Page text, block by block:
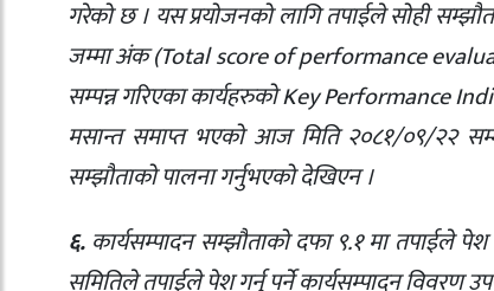
गरेको छ । यस प्रयोजनको लागि तपाईले सोही
जम्मा अंक (Total score of performance
सम्पन्न गरिएका कार्यहरुको Key Performance
मसान्त समाप्त भएको आज मिति २०८१/०९/२२
सम्झौताको पालना गर्नुभएको देखिएन ।
६. कार्यसम्पादन सम्झौताको दफा ९.१ मा तपाईले
समितिले तपाईले पेश गर्नु पर्ने कार्यसम्पादन विवरण